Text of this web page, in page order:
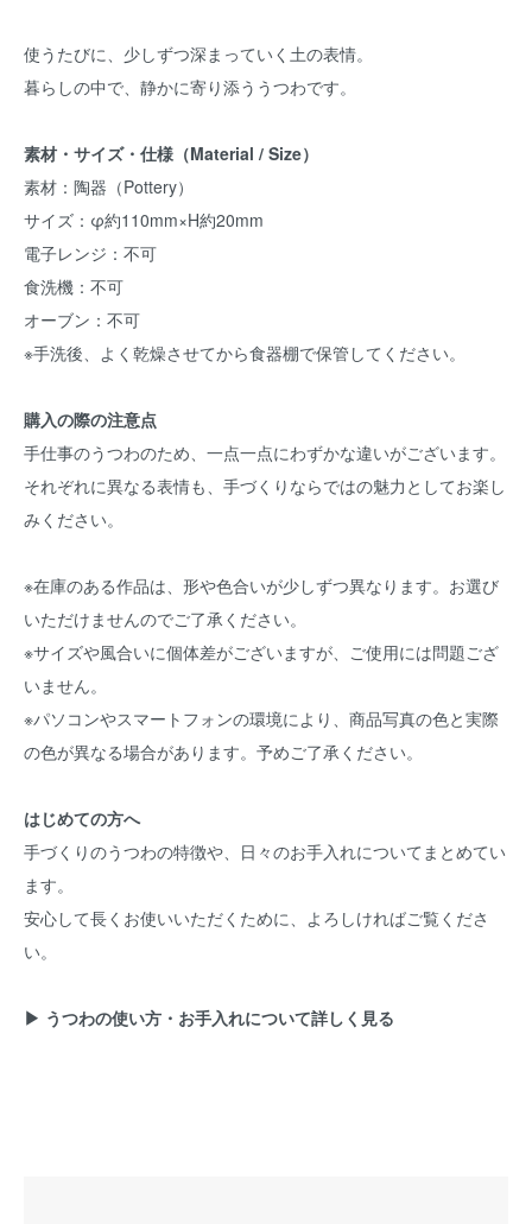
使うたびに、少しずつ深まっていく土の表情。
暮らしの中で、静かに寄り添ううつわです。
素材・サイズ・仕様（Material / Size）
素材：陶器（Pottery）
サイズ：φ約110mm×H約20mm
電子レンジ：不可
食洗機：不可
オーブン：不可
※手洗後、よく乾燥させてから食器棚で保管してください。
購入の際の注意点
手仕事のうつわのため、一点一点にわずかな違いがございます。
それぞれに異なる表情も、手づくりならではの魅力としてお楽し
みください。
※在庫のある作品は、形や色合いが少しずつ異なります。お選び
いただけませんのでご了承ください。
※サイズや風合いに個体差がございますが、ご使用には問題ござ
いません。
※パソコンやスマートフォンの環境により、商品写真の色と実際
の色が異なる場合があります。予めご了承ください。
はじめての方へ
手づくりのうつわの特徴や、日々のお手入れについてまとめてい
ます。
安心して長くお使いいただくために、よろしければご覧くださ
い。
▶ うつわの使い方・お手入れについて詳しく見る